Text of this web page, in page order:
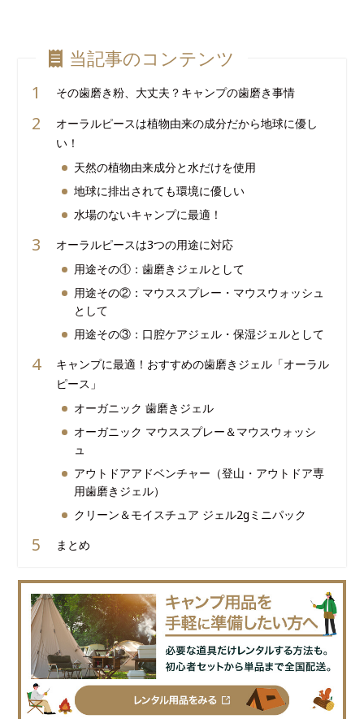
当記事のコンテンツ
その歯磨き粉、大丈夫？キャンプの歯磨き事情
オーラルピースは植物由来の成分だから地球に優し
い！
天然の植物由来成分と水だけを使用
地球に排出されても環境に優しい
水場のないキャンプに最適！
オーラルピースは3つの用途に対応
用途その①：歯磨きジェルとして
用途その②：マウススプレー・マウスウォッシュ
として
用途その③：口腔ケアジェル・保湿ジェルとして
キャンプに最適！おすすめの歯磨きジェル「オーラル
ピース」
オーガニック 歯磨きジェル
オーガニック マウススプレー＆マウスウォッシ
ュ
アウトドアアドベンチャー（登山・アウトドア専
用歯磨きジェル）
クリーン＆モイスチュア ジェル2gミニパック
まとめ